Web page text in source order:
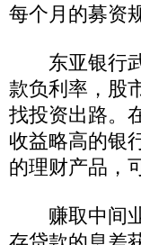
每个月的募资
东亚银行武
款负利率，股
找投资出路。
收益略高的银
的理财产品，
赚取中间业